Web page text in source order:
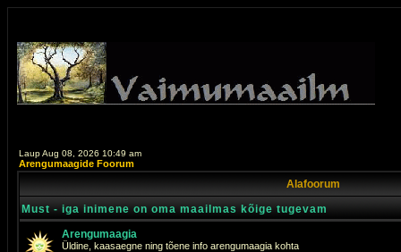
Laup Aug 08, 2026 10:49 am
Arengumaagide Foorum
Alafoorum
Must - iga inimene on oma maailmas kõige tugevam
Arengumaagia
Üldine, kaasaegne ning tõene info arengumaagia kohta